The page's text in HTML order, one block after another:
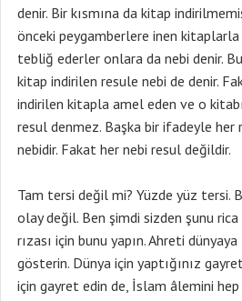
denir. Bir kısmına da kitap
önceki peygamberlere inen
tebliğ ederler onlara da nebi denir.
kitap indirilen resule nebi de denir.
indirilen kitapla amel eden ve o
resul denmez. Başka bir ifadeyle her
nebidir. Fakat her nebi resul değildir.
Tam tersi değil mi? Yüzde yüz tersi.
olay değil. Ben şimdi sizden şunu
rızası için bunu yapın. Ahreti
gösterin. Dünya için yaptığınız
için gayret edin de, İslam âlemini